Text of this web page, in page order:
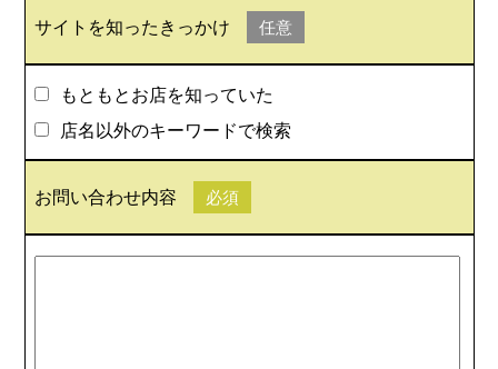
サイトを知ったきっかけ 任意
もともとお店を知っていた
店名以外のキーワードで検索
お問い合わせ内容 必須